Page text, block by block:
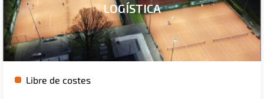
LOGÍSTICA
Libre de costes